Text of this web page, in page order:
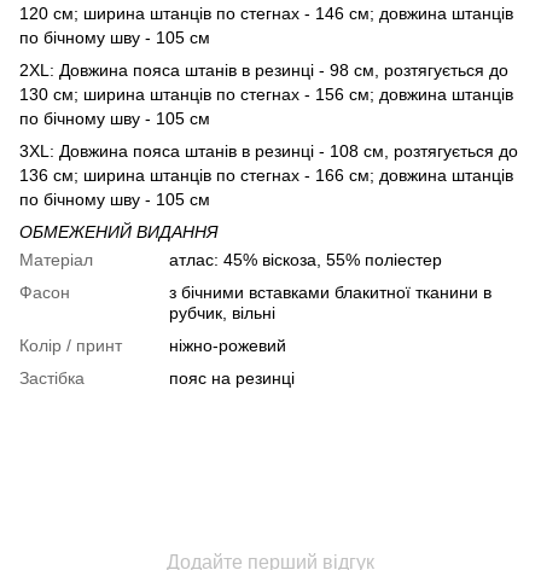
120 см; ширина штанців по стегнах - 146 см; довжина штанців
по бічному шву - 105 см
2XL: Довжина пояса штанів в резинці - 98 см, розтягується до
130 см; ширина штанців по стегнах - 156 см; довжина штанців
по бічному шву - 105 см
3XL: Довжина пояса штанів в резинці - 108 см, розтягується до
136 см; ширина штанців по стегнах - 166 см; довжина штанців
по бічному шву - 105 см
ОБМЕЖЕНИЙ ВИДАННЯ
Матеріал
атлас: 45% віскоза, 55% поліестер
Фасон
з бічними вставками блакитної тканини в
рубчик, вільні
Колір / принт
ніжно-рожевий
Застібка
пояс на резинці
Додайте перший відгук